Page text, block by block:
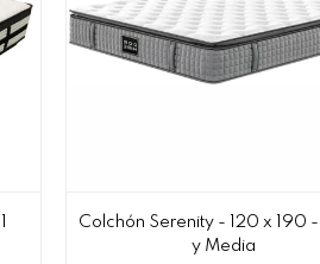
Colchón Serenity - 120 x 190
y Media